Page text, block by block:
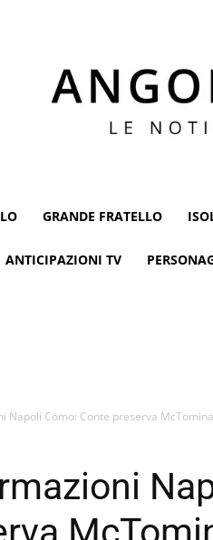
GRANDE FRATELLO
ANTICIPAZIONI TV
Napoli Como: Conte preserva